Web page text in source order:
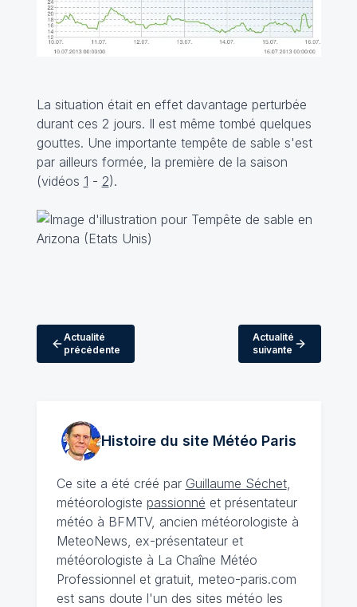
La situation était en effet davantage perturbée
durant ces 2 jours. Il est même tombé quelques
gouttes. Une importante tempête de sable s'est
par ailleurs formée, la première de la saison
(vidéos 1 - 2).
Actualité
précédente
Actualité
suivante
Histoire du site MétéoParis
Ce site a été créé par Guillaume Séchet,
météorologiste passionné et présentateur
météo à BFMTV, ancien météorologiste à
MeteoNews, ex-présentateur et
météorologiste à La Chaîne Météo
Professionnel et gratuit, meteo-paris.com
est sans doute l'un des sites météo les